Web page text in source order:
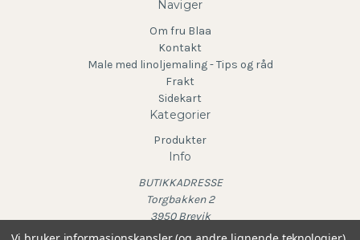
Naviger
Om fru Blaa
Kontakt
Male med linoljemaling - Tips og råd
Frakt
Sidekart
Kategorier
Produkter
Info
BUTIKKADRESSE
Torgbakken 2
3950 Brevik